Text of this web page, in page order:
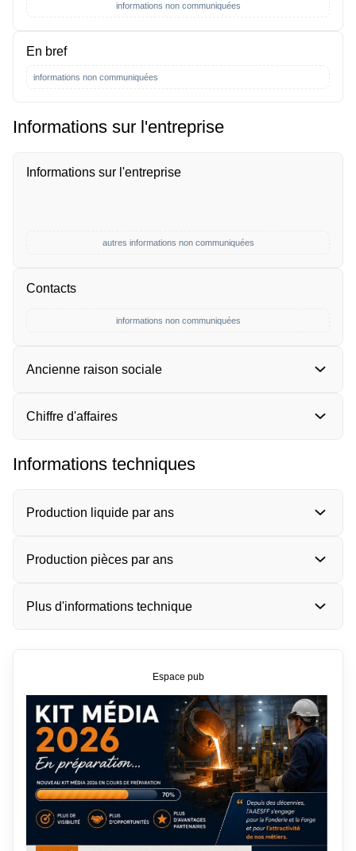
informations non communiquées
En bref
informations non communiquées
Informations sur l'entreprise
Informations sur l'entreprise
autres informations non communiquées
Contacts
informations non communiquées
Ancienne raison sociale
Chiffre d'affaires
Informations techniques
Production liquide par ans
Production pièces par ans
Plus d'informations technique
Espace pub